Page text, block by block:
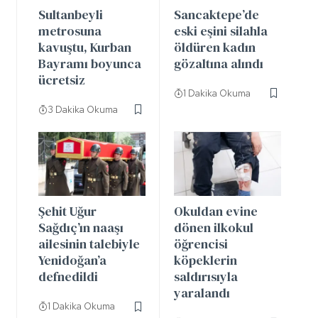
Sultanbeyli
metrosuna
kavuştu, Kurban
Bayramı boyunca
ücretsiz
3 Dakika Okuma
Sancaktepe’de
eski eşini silahla
öldüren kadın
gözaltına alındı
1 Dakika Okuma
Şehit Uğur
Sağdıç’ın naaşı
ailesinin talebiyle
Yenidoğan’a
defnedildi
1 Dakika Okuma
Okuldan evine
dönen ilkokul
öğrencisi
köpeklerin
saldırısıyla
yaralandı